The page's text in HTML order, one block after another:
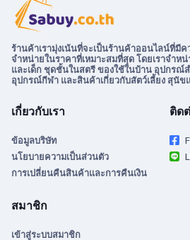
ร้านค้าเรามุ่งเน้นที่จะเป็นร้านค้าออนไลน์ที่มี
จำหน่ายในราคาที่เหมาะสมที่สุด โดยเราจำ
และเด็ก ชุดชั้นในสตรี ของใช้ในบ้าน อุปกร
อุปกรณ์กีฬา และสินค้าเกี่ยวกับสัตว์เลี้ยง สุนัข
เกี่ยวกับเรา
ข้อมูลบริษัท
นโยบายความเป็นส่วนตัว
การเปลี่ยนคืนสินค้าและการคืนเงิน
ติด
สมาชิก
เข้าสู่ระบบสมาชิก